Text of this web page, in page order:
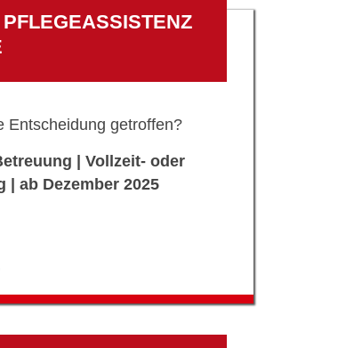
Entscheidung getroffen?
| Vollzeit- oder
| ab Dezember 2025